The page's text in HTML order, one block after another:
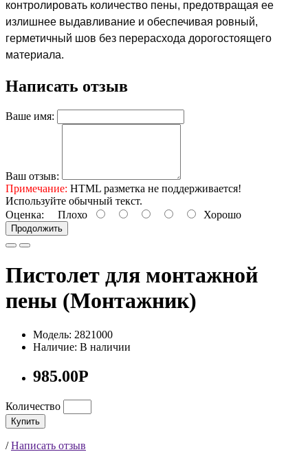
контролировать количество пены, предотвращая ее
излишнее выдавливание и обеспечивая ровный,
герметичный шов без перерасхода дорогостоящего
материала.
Написать отзыв
Ваше имя:
Ваш отзыв:
Примечание: HTML разметка не поддерживается!
Используйте обычный текст.
Оценка: Плохо Хорошо
Продолжить
Пистолет для монтажной
пены (Монтажник)
Модель: 2821000
Наличие: В наличии
985.00Р
Количество
Купить
/Написать отзыв